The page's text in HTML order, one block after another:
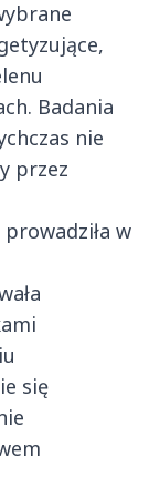
Badania
nie
przez
w
się